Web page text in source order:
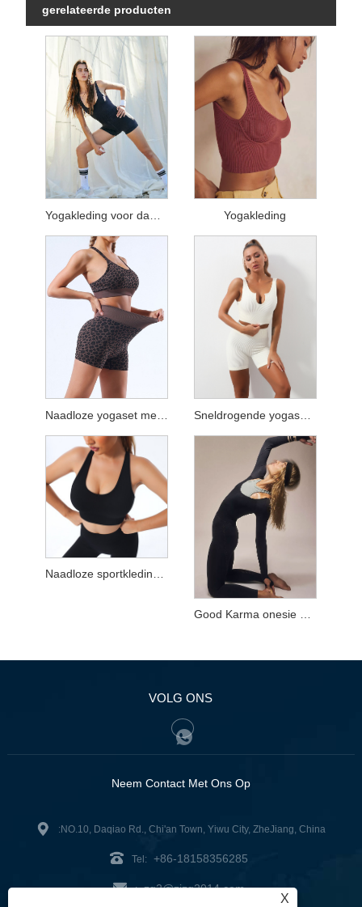
gerelateerde producten
Yogakleding
Naadloze yogaset met luipaardprint Sneldrogende yogaset met U-vormige halslijn en stretchbanden
Naadloze sportkleding van gerecycled nylon
VOLG ONS
Neem Contact Met Ons Op
:NO.10, Daqiao Rd., Chi'an Town, Yiwu City, ZheJiang, China
Tel: +86-18158356285
: zg2@zjzg2014.com
X